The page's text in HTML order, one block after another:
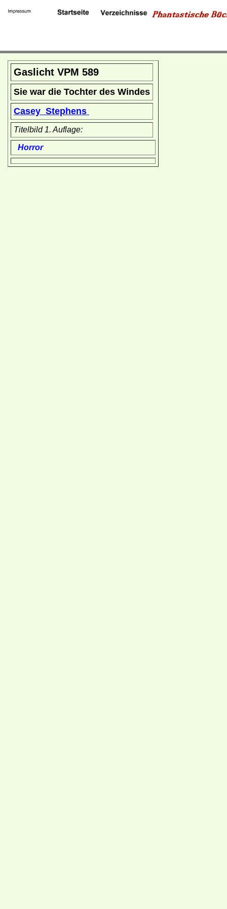
Gaslicht VPM 589
Sie war die Tochter des Windes
Casey Stephens
Titelbild 1. Auflage:
Horror